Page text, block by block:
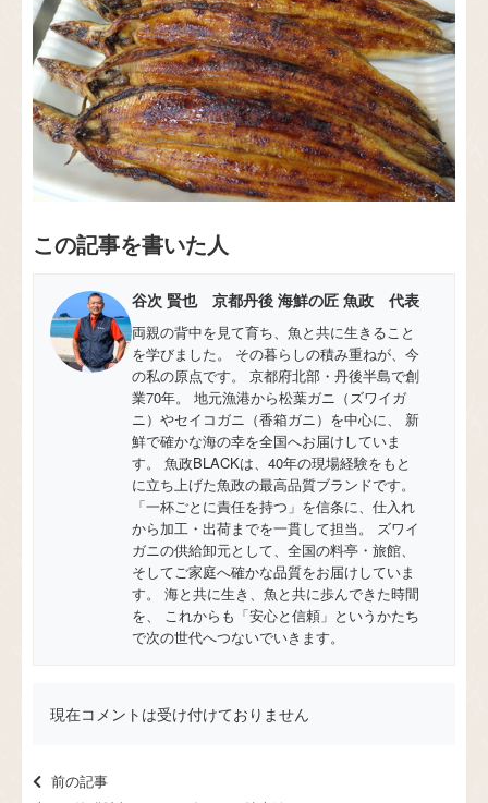
この記事を書いた人
谷次 賢也 京都丹後 海鮮の匠 魚政 代表
両親の背中を見て育ち、魚と共に生きること
を学びました。 その暮らしの積み重ねが、今
の私の原点です。 京都府北部・丹後半島で創
業70年。 地元漁港から松葉ガニ（ズワイガ
ニ）やセイコガニ（香箱ガニ）を中心に、 新
鮮で確かな海の幸を全国へお届けしていま
す。 魚政BLACKは、40年の現場経験をもと
に立ち上げた魚政の最高品質ブランドです。
「一杯ごとに責任を持つ」を信条に、仕入れ
から加工・出荷までを一貫して担当。 ズワイ
ガニの供給卸元として、全国の料亭・旅館、
そしてご家庭へ確かな品質をお届けしていま
す。 海と共に生き、魚と共に歩んできた時間
を、 これからも「安心と信頼」というかたち
で次の世代へつないでいきます。
現在コメントは受け付けておりません
前の記事